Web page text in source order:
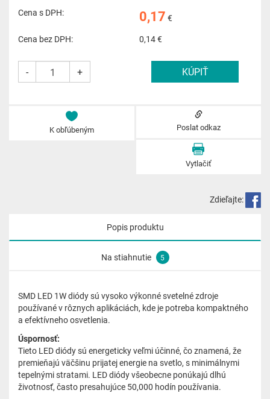
Cena s DPH: 0,17 €
Cena bez DPH:
0,14€
- +
K obľúbeným Poslat odkaz
Vytlačiť
Zdieľajte:
Popis produktu
Na stiahnutie 5
SMD LED 1W diódy sú vysoko výkonné svetelné zdroje
používané v rôznych aplikáciách, kde je potreba kompaktného
a efektívneho osvetlenia.
Úspornosť:
Tieto LED diódy sú energeticky veľmi účinné, čo znamená, že
premieňajú väčšinu prijatej energie na svetlo, s minimálnymi
tepelnými stratami. LED diódy všeobecne ponúkajú dlhú
životnosť, často presahujúce 50,000 hodín používania.